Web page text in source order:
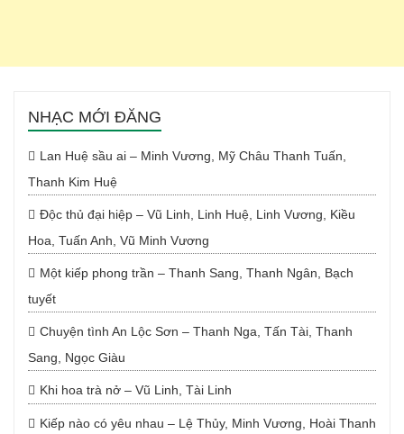
NHẠC MỚI ĐĂNG
Lan Huệ sầu ai – Minh Vương, Mỹ Châu Thanh Tuấn,
Thanh Kim Huệ
Độc thủ đại hiệp – Vũ Linh, Linh Huệ, Linh Vương, Kiều
Hoa, Tuấn Anh, Vũ Minh Vương
Một kiếp phong trần – Thanh Sang, Thanh Ngân, Bạch
tuyết
Chuyện tình An Lộc Sơn – Thanh Nga, Tấn Tài, Thanh
Sang, Ngọc Giàu
Khi hoa trà nở – Vũ Linh, Tài Linh
Kiếp nào có yêu nhau – Lệ Thủy, Minh Vương, Hoài Thanh